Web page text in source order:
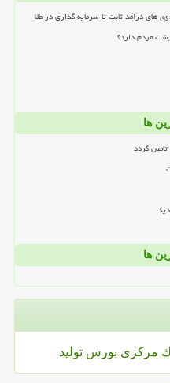
های درآمد ثابت تا سرمایه گذاری در طلا
ها
گردد
ها
مركزی بورس تولید